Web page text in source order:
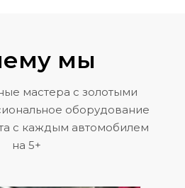
мы
мастера с золотыми
оборудование
с каждым автомобилем
на 5+